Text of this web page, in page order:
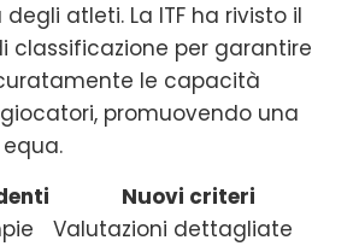
atleti. La ITF ha rivisto il
classificazione per garantire
le capacità
promuovendo una
Nuovi criteri
Valutazioni dettagliate